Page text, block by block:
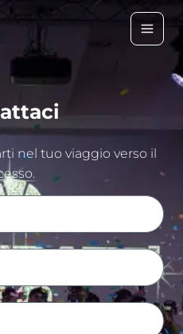
nel tuo viaggio verso il